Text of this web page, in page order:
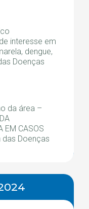
interesse em
dengue,
Doenças
da área –
EM CASOS
das Doenças